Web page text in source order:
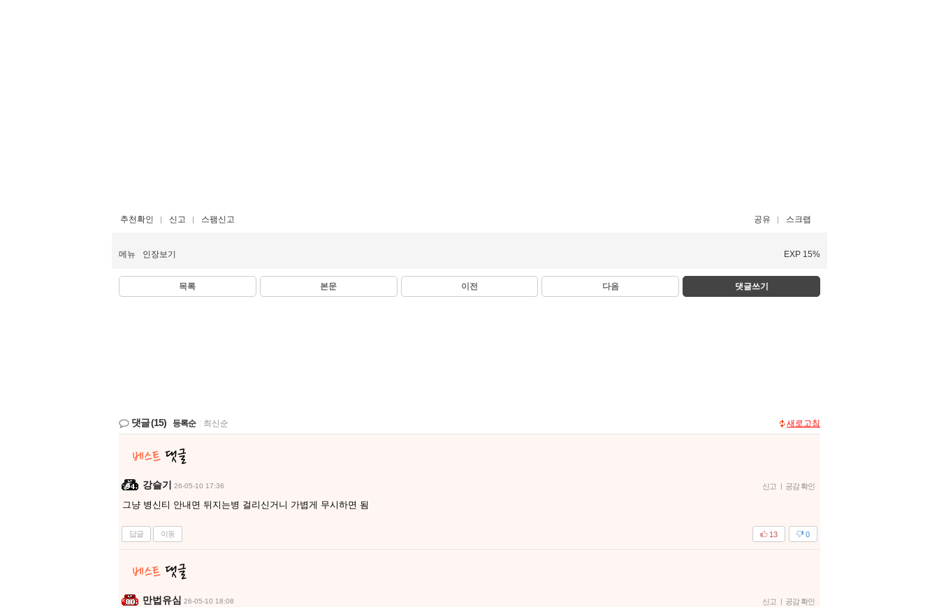
추천확인 신고 스팸신고 공유 스크랩
메뉴 인장보기 EXP 15%
목록 본문 이전 다음 댓글쓰기
댓글(15) 등록순 최신순 새로고침
강슬기 26-05-10 17:36 신고 | 공감 확인
그냥 병신티 안내면 뒤지는병 걸리신거니 가볍게 무시하면 됨
답글 이동 0
13
만법유심 26-05-10 18:08 신고 | 공감 확인